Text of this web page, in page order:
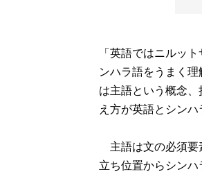
「英語ではニルッ
ンハラ語をうまく
は主語という概念、
え方が英語とシンハ
主語は文の必須要
立ち位置からシン